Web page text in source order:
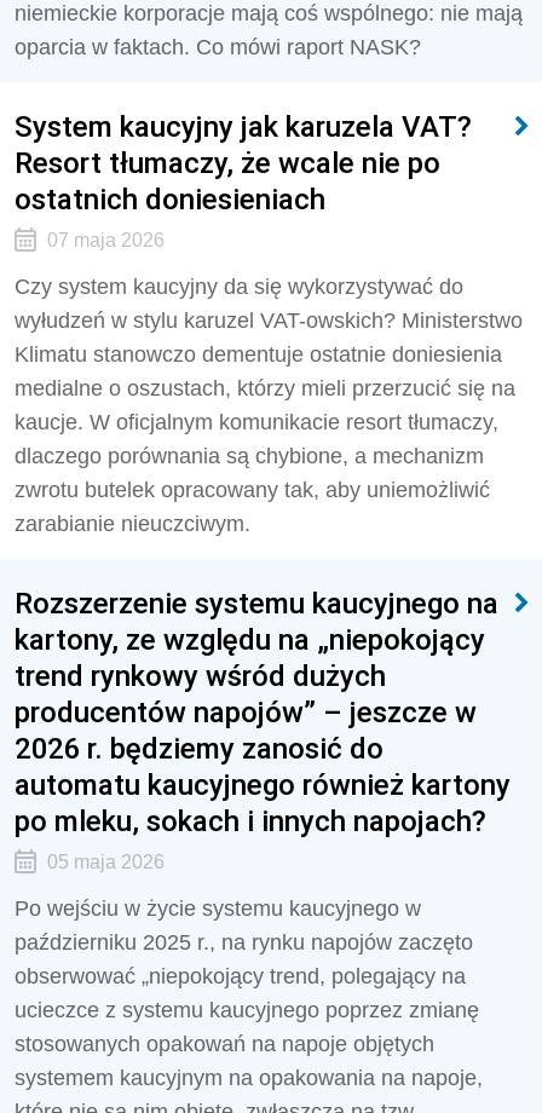
niemieckie korporacje mają coś wspólnego: nie mają
oparcia w faktach. Co mówi raport NASK?
System kaucyjny jak karuzela VAT?
Resort tłumaczy, że wcale nie po
ostatnich doniesieniach
07 maja 2026
Czy system kaucyjny da się wykorzystywać do
wyłudzeń w stylu karuzel VAT-owskich? Ministerstwo
Klimatu stanowczo dementuje ostatnie doniesienia
medialne o oszustach, którzy mieli przerzucić się na
kaucje. W oficjalnym komunikacie resort tłumaczy,
dlaczego porównania są chybione, a mechanizm
zwrotu butelek opracowany tak, aby uniemożliwić
zarabianie nieuczciwym.
Rozszerzenie systemu kaucyjnego na
kartony, ze względu na „niepokojący
trend rynkowy wśród dużych
producentów napojów” – jeszcze w
2026 r. będziemy zanosić do
automatu kaucyjnego również kartony
po mleku, sokach i innych napojach?
05 maja 2026
Po wejściu w życie systemu kaucyjnego w
październiku 2025 r., na rynku napojów zaczęto
obserwować „niepokojący trend, polegający na
ucieczce z systemu kaucyjnego poprzez zmianę
stosowanych opakowań na napoje objętych
systemem kaucyjnym na opakowania na napoje,